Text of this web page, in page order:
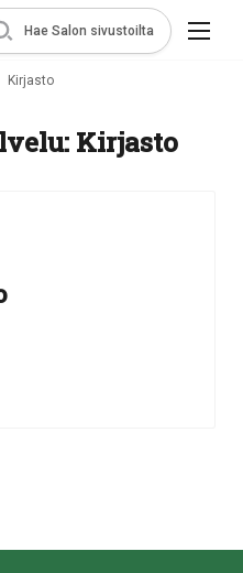
Hae Salon sivustoilta
Kirjasto
Kirjasto